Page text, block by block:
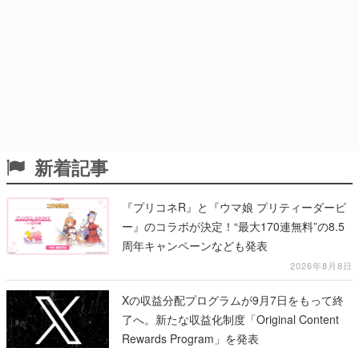
新着記事
『プリコネR』と『ウマ娘 プリティーダービ
ー』のコラボが決定！“最大170連無料”の8.5
周年キャンペーンなども発表
2026年8月8日
Xの収益分配プログラムが9月7日をもって終
了へ。新たな収益化制度「Original Content
Rewards Program」を発表